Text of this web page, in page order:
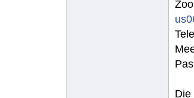
Die